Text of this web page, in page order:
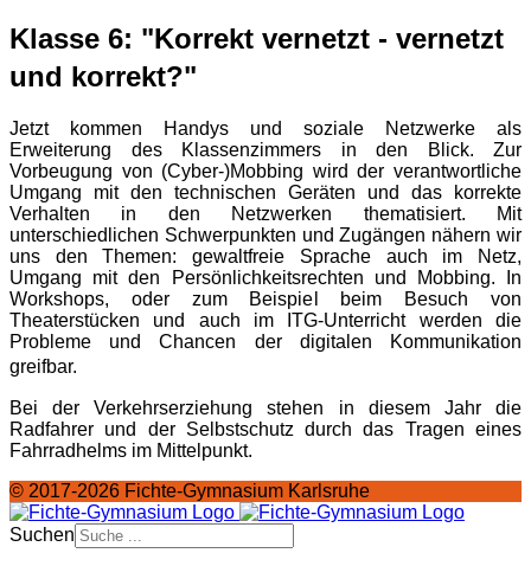
Klasse 6: "Korrekt vernetzt - vernetzt
und korrekt?"
Jetzt kommen Handys und soziale Netzwerke als
Erweiterung des Klassenzimmers in den Blick. Zur
Vorbeugung von (Cyber-)Mobbing wird der verantwortliche
Umgang mit den technischen Geräten und das korrekte
Verhalten in den Netzwerken thematisiert. Mit
unterschiedlichen Schwerpunkten und Zugängen nähern wir
uns den Themen: gewaltfreie Sprache auch im Netz,
Umgang mit den Persönlichkeitsrechten und Mobbing. In
Workshops, oder zum Beispiel beim Besuch von
Theaterstücken und auch im ITG-Unterricht werden die
Probleme und Chancen der digitalen Kommunikation
greifbar.
Bei der Verkehrserziehung stehen in diesem Jahr die
Radfahrer und der Selbstschutz durch das Tragen eines
Fahrradhelms im Mittelpunkt.
© 2017-2026 Fichte-Gymnasium Karlsruhe
Suchen